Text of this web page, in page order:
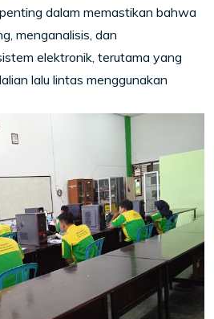
dalam memastikan bahwa
menganalisis, dan
elektronik, terutama yang
lalu lintas menggunakan